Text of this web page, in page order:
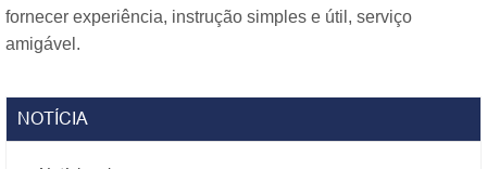
fornecer experiência, instrução simples e útil, serviço
amigável.
NOTÍCIA